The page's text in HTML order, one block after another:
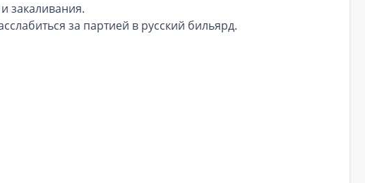
закаливания.
за партией в русский бильярд.